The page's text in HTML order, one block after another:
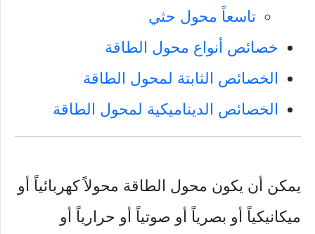
تاسعاً محول حثي
خصائص أنواع محول الطاقة
الخصائص الثابتة لمحول الطاقة
الخصائص الديناميكية لمحول الطاقة
يمكن أن يكون محول الطاقة محولاً كهربائياً أو
ميكانيكياً أو بصرياً أو صوتياً أو حرارياً أو